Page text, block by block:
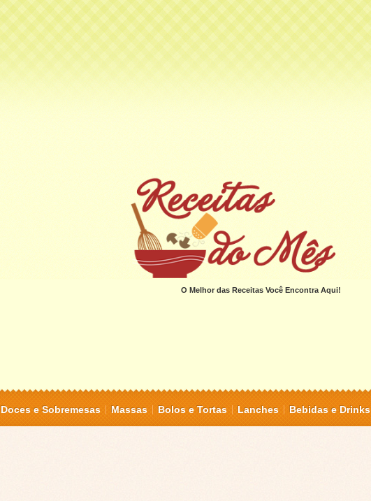
O Melhor das Receitas Você Encontra Aqui!
Doces e Sobremesas Massas Bolos e Tortas Lanches Bebidas e Drinks